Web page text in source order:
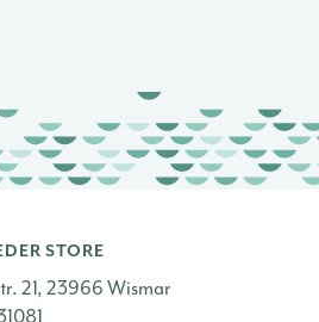
STORE
21, 23966 Wismar